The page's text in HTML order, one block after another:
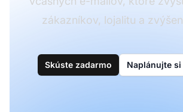
zákazníkov, lojalitu a
Skúste zadarmo Naplánujte si